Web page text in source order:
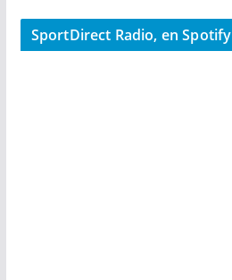
SportDirect Radio, en Spotify